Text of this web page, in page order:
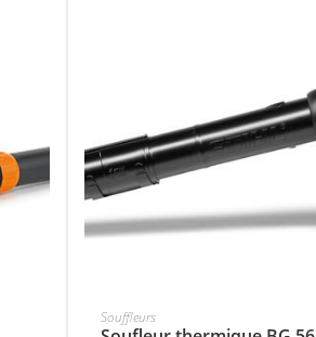
Souffleurs